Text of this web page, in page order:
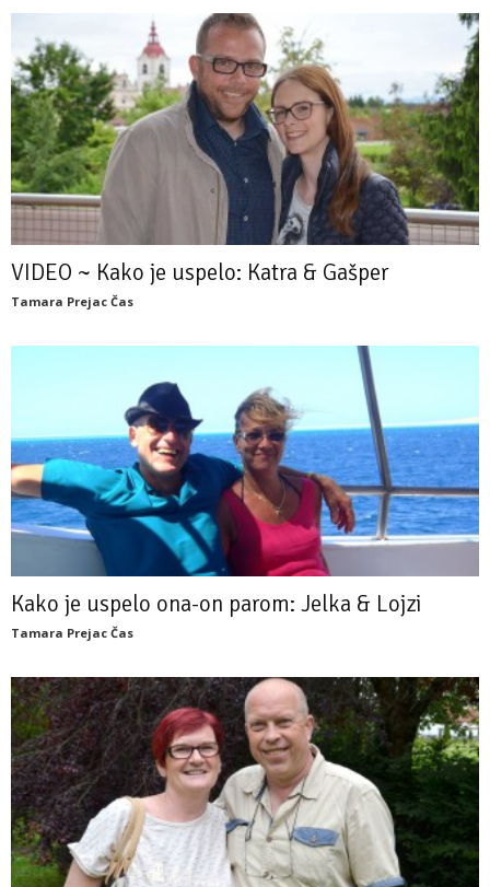
VIDEO ~ Kako je uspelo: Katra & Gašper
Tamara Prejac Čas
Kako je uspelo ona-on parom: Jelka & Lojzi
Tamara Prejac Čas